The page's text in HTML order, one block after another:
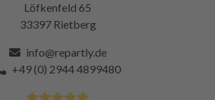
Löfkenfeld 65
33397 Rietberg
info@repartly.de
+49 (0) 2944 4899480